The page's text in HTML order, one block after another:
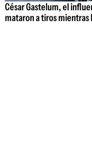
César Gastelum, el
mataron a tiros mientras